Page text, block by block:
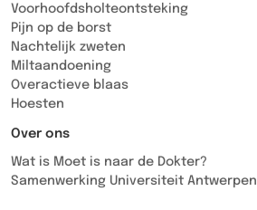
Voorhoofdsholteontsteking
Pijn op de borst
Nachtelijk zweten
Miltaandoening
Overactieve blaas
Hoesten
Over ons
Wat is Moet is naar de Dokter?
Samenwerking Universiteit Antwerpen